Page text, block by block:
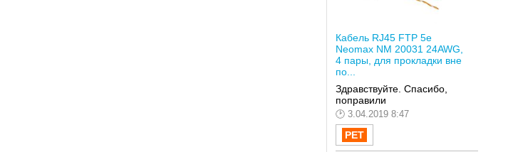
Кабель RJ45 FTP 5е
Neomax NM 20031 24AWG,
4 пары, для прокладки вне
по...
Здравствуйте. Спасибо,
поправили
3.04.2019 8:47